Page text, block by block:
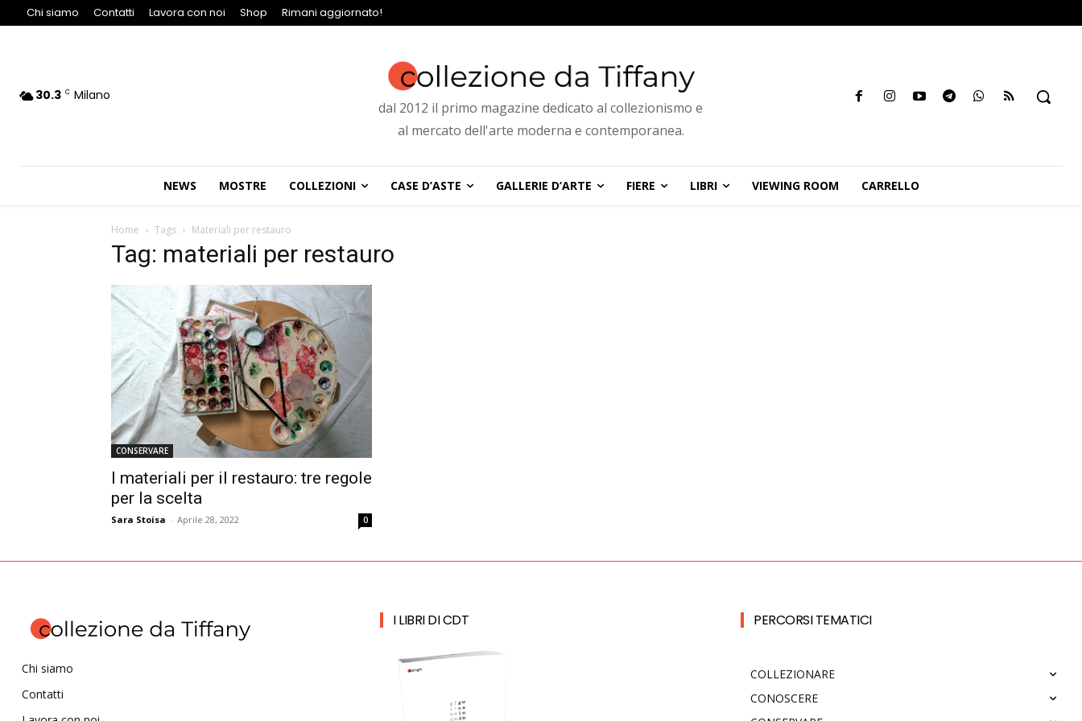
Chi siamo Contatti Lavora con noi Shop Rimani aggiornato!
30.3 C Milano
dal 2012 il primo magazine dedicato al collezionismo e
al mercato dell'arte moderna e contemporanea.
NEWS MOSTRE COLLEZIONI CASE D’ASTE GALLERIE D’ARTE FIERE LIBRI VIEWING ROOM CARRELLO
Home Tags Materiali per restauro
Tag: materiali per restauro
CONSERVARE
I materiali per il restauro: tre regole
per la scelta
Sara Stoisa - Aprile 28, 2022 0
Chi siamo
Contatti
I LIBRI DI CDT PERCORSI TEMATICI
COLLEZIONARE
CONOSCERE